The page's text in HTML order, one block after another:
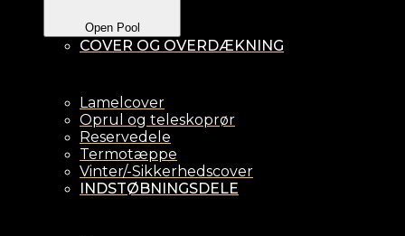
Open Pool
COVER OG OVERDÆKNING
Lamelcover
Oprul og teleskoprør
Reservedele
Termotæppe
Vinter/-Sikkerhedscover
INDSTØBNINGSDELE